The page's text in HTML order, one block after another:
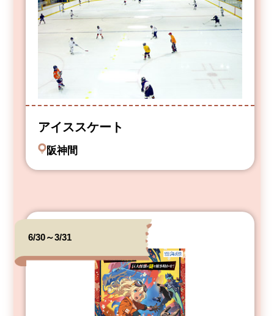
アイススケート
阪神間
6/30～3/31